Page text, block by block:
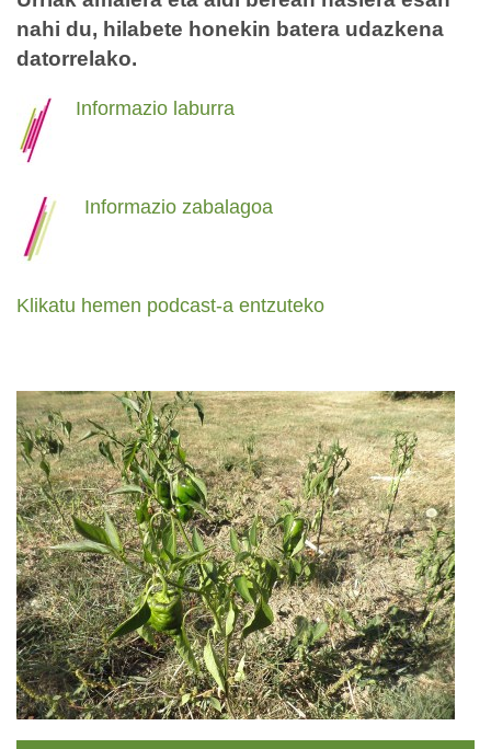
nahi du, hilabete honekin batera udazkena
datorrelako.
Informazio laburra
Informazio zabalagoa
Klikatu hemen podcast-a entzuteko